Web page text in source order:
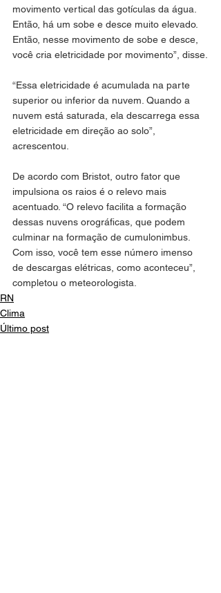
movimento vertical das gotículas da água.
Então, há um sobe e desce muito elevado.
Então, nesse movimento de sobe e desce,
você cria eletricidade por movimento”, disse.
“Essa eletricidade é acumulada na parte
superior ou inferior da nuvem. Quando a
nuvem está saturada, ela descarrega essa
eletricidade em direção ao solo”,
acrescentou.
De acordo com Bristot, outro fator que
impulsiona os raios é o relevo mais
acentuado. “O relevo facilita a formação
dessas nuvens orográficas, que podem
culminar na formação de cumulonimbus.
Com isso, você tem esse número imenso
de descargas elétricas, como aconteceu”,
completou o meteorologista.
RN
Clima
Último post